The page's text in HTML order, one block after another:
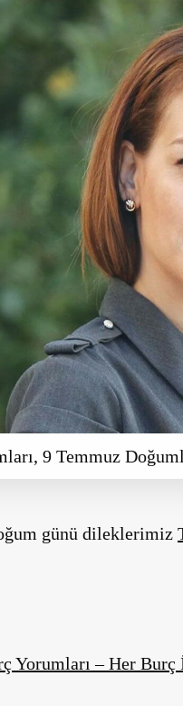
9 Temmuz
günü dileklerimiz
Yorumları – Her